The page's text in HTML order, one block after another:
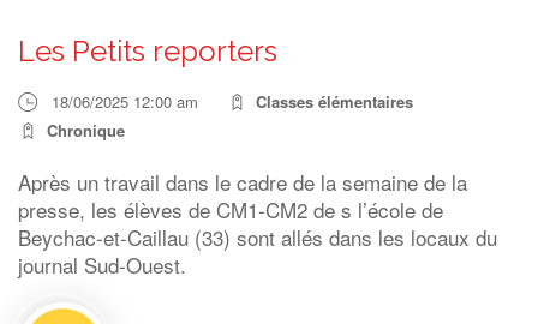
RECHERCHER
Les Petits reporters
18/06/2025 12:00 am
Classes élémentaires
Chronique
Après un travail dans le cadre de la semaine de la
presse, les élèves de CM1-CM2 de s l’école de
Beychac-et-Caillau (33) sont allés dans les locaux du
journal Sud-Ouest.